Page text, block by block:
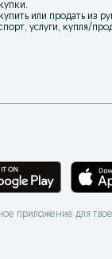
или продать из
услуги, купля/
приложение для